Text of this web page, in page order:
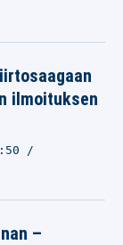
ilmoituksen
–